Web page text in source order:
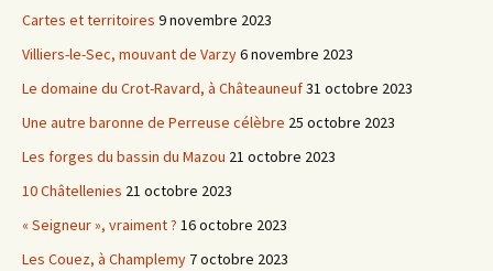
Cartes et territoires 9 novembre 2023
Villiers-le-Sec, mouvant de Varzy6 novembre 2023
Le domaine du Crot-Ravard, à Châteauneuf31 octobre 2023
Une autre baronne de Perreuse célèbre 25 octobre 2023
Les forges du bassin du Mazou 21 octobre 2023
10 Châtellenies 21 octobre 2023
« Seigneur », vraiment ? 16 octobre 2023
Les Couez, à Champlemy 7 octobre 2023